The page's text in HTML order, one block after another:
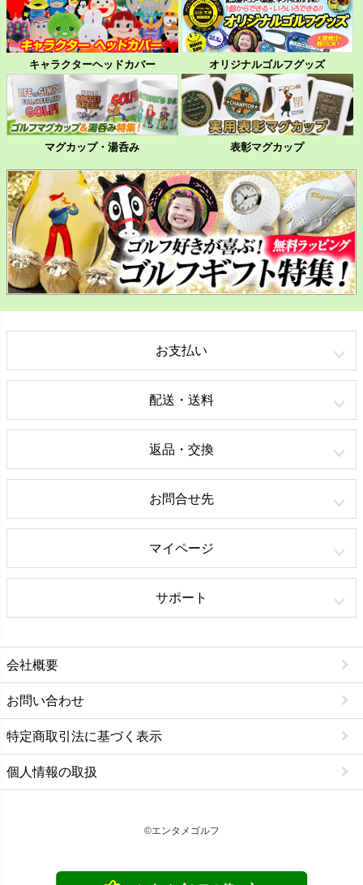
キャラクターヘッドカバー オリジナルゴルフグッズ
マグカップ・湯呑み 表彰マグカップ
お支払い
配送・送料
返品・交換
お問合せ先
マイページ
サポート
会社概要
お問い合わせ
特定商取引法に基づく表示
個人情報の取扱
©エンタメゴルフ